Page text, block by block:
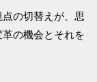
の切替えが、思
の機会とそれを